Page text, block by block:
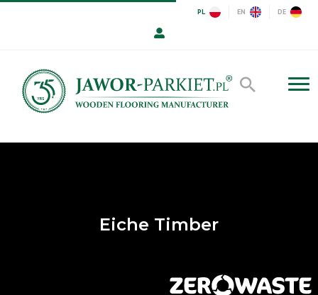
PL EN DE
Eiche Timber